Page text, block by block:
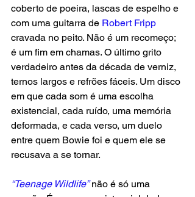
coberto de poeira, lascas de espelho e
com uma guitarra de Robert Fripp
cravada no peito. Não é um recomeço;
é um fim em chamas. O último grito
verdadeiro antes da década de verniz,
ternos largos e refrões fáceis. Um disco
em que cada som é uma escolha
existencial, cada ruído, uma memória
deformada, e cada verso, um duelo
entre quem Bowie foi e quem ele se
recusava a se tornar.
“Teenage Wildlife” não é só uma